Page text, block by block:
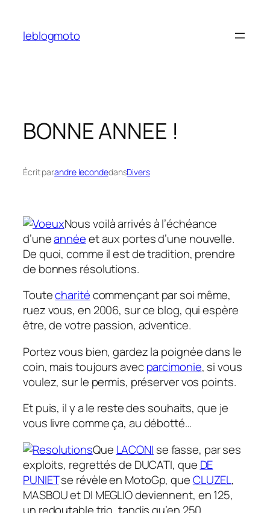
contenu
leblogmoto
BONNE ANNEE !
Écrit parandre lecondedansDivers
Nous voilà arrivés à l’échéance
d’uneannéeet aux portes d’une nouvelle.
De quoi, comme il est de tradition, prendre
de bonnes résolutions.
Toutecharitécommençant par soi même,
ruez vous, en 2006, sur ce blog, qui espère
être, de votre passion, adventice.
Portez vous bien, gardez la poignée dans le
coin, mais toujours avecparcimonie, si vous
voulez, sur le permis, préserver vos points.
Et puis, il y a le reste des souhaits, que je
vous livre comme ça, au débotté…
Que LACONI se fasse, par ses
exploits, regrettés de DUCATI, que DE
PUNIETse révèle en MotoGp, queCLUZEL,
MASBOU et DI MEGLIO deviennent, en 125,